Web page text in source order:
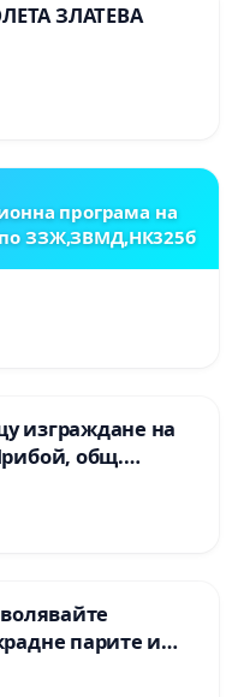
ЗЛАТЕВА
програма на
ЗЗЖ,ЗВМД,НК325б
изграждане на
общ.
парите и